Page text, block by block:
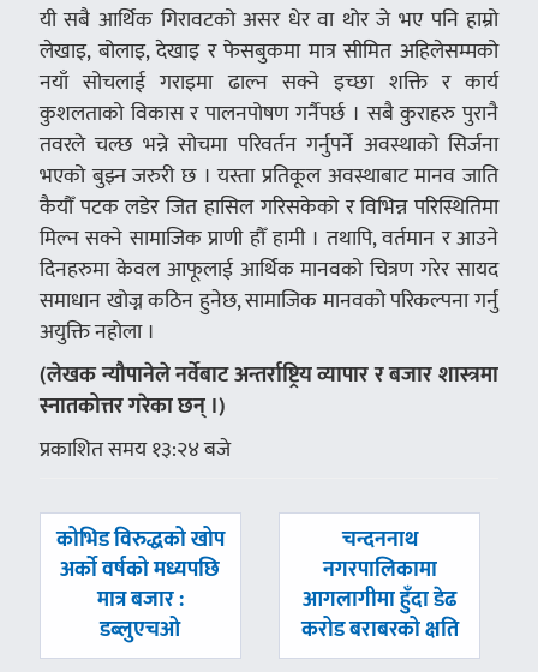
यी सबै आर्थिक गिरावटको असर धेर वा थोर जे भए पनि हाम्रो
लेखाइ, बोलाइ, देखाइ र फेसबुकमा मात्र सीमित अहिलेसम्मको
नयाँ सोचलाई गराइमा ढाल्न सक्ने इच्छा शक्ति र कार्य
कुशलताको विकास र पालनपोषण गर्नैपर्छ । सबै कुराहरु पुरानै
तवरले चल्छ भन्ने सोचमा परिवर्तन गर्नुपर्ने अवस्थाको सिर्जना
भएको बुझ्न जरुरी छ । यस्ता प्रतिकूल अवस्थाबाट मानव जाति
कैयौँ पटक लडेर जित हासिल गरिसकेको र विभिन्न परिस्थितिमा
मिल्न सक्ने सामाजिक प्राणी हौँ हामी । तथापि, वर्तमान र आउने
दिनहरुमा केवल आफूलाई आर्थिक मानवको चित्रण गरेर सायद
समाधान खोज्न कठिन हुनेछ, सामाजिक मानवको परिकल्पना गर्नु
अयुक्ति नहोला ।
(लेखक न्यौपानेले नर्वेबाट अन्तर्राष्ट्रिय व्यापार र बजार शास्त्रमा
स्नातकोत्तर गरेका छन् ।)
प्रकाशित समय १३:२४ बजे
पछिल्लाे
-
कोभिड विरुद्धको खोप
अर्काे वर्षको मध्यपछि
मात्र बजार :
डब्लुएचओ
अघिल्लाे
-
चन्दननाथ
नगरपालिकामा
आगलागीमा हुँदा डेढ
करोड बराबरको क्षति